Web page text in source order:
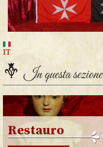
IT
In questa sezione
Restauro